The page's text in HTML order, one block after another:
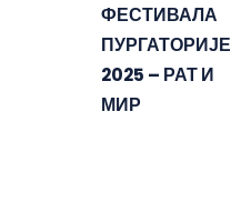
ФЕСТИВАЛА
ПУРГАТОРИЈЕ
2025 – РАТ И
МИР